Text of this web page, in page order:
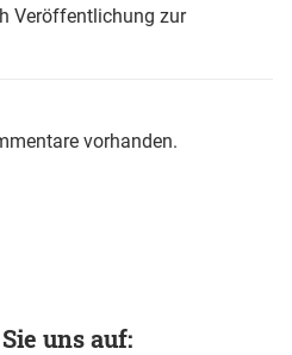
Veröffentlichung zur
vorhanden.
uns auf: